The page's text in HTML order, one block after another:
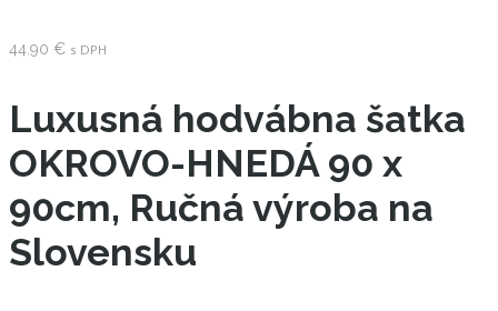
44.90 € s DPH
Luxusná hodvábna šatka
OKROVO-HNEDÁ 90 x
90cm, Ručná výroba na
Slovensku